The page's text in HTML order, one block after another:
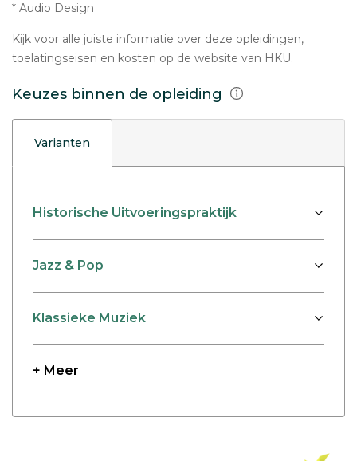
* Audio Design
Kijk voor alle juiste informatie over deze opleidingen,
toelatingseisen en kosten op de website van HKU.
Keuzes binnen de opleiding
Varianten
Historische Uitvoeringspraktijk
Jazz & Pop
Klassieke Muziek
+ Meer